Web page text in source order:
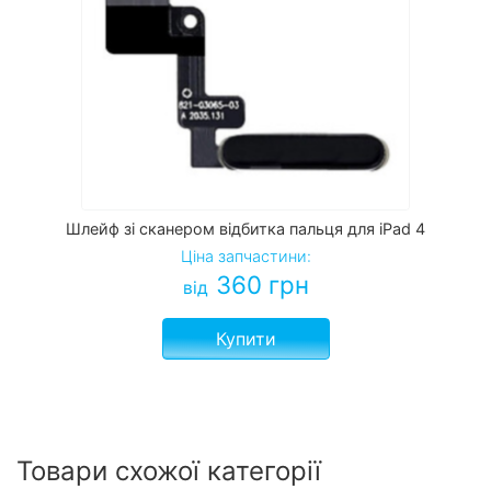
Шлейф зі сканером відбитка пальця для iPad 4
Ціна запчастини:
від 360 грн
Купити
Товари схожої категорії